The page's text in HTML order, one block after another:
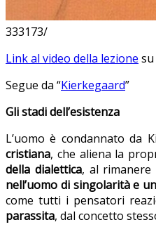
333173/
Link al video della lezione
Segue da “Kierkegaard”
Gli stadi dell’esistenza
L’uomo è condannato da
cristiana, che aliena la
della dialettica, al rimanere
nell’uomo di singolarità e
come tutti i pensatori
parassita, dal concetto